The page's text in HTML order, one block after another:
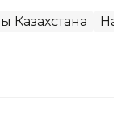
Казахстана